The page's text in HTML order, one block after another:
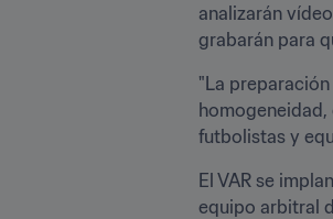
analizarán
grabarán para
"La
futbolistas y
El VAR se
equipo arbitral